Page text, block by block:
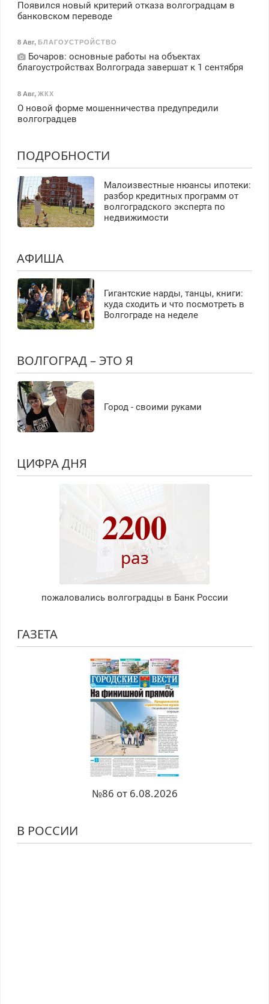
Появился новый критерий отказа волгоградцам в
банковском переводе
8 Авг, БЛАГОУСТРОЙСТВО
Бочаров: основные работы на объектах
благоустройствах Волгограда завершат к 1 сентября
8 Авг, ЖКХ
О новой форме мошенничества предупредили
волгоградцев
ПОДРОБНОСТИ
Малоизвестные нюансы ипотеки:
разбор кредитных программ от
волгоградского эксперта по
недвижимости
АФИША
Гигантские нарды, танцы, книги:
куда сходить и что посмотреть в
Волгограде на неделе
ВОЛГОГРАД – ЭТО Я
Город - своими руками
ЦИФРА ДНЯ
2200
раз
пожаловались волгоградцы в Банк России
ГАЗЕТА
№86 от 6.08.2026
В РОССИИ